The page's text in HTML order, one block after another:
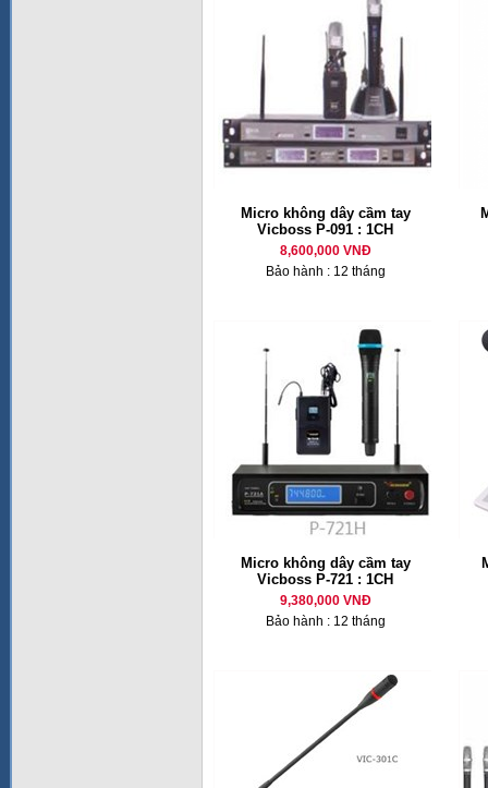
Micro không dây cầm tay
Vicboss P-091 : 1CH
8,600,000 VNĐ
Bảo hành : 12 tháng
Micro không dây cầm tay
Vicboss P-721 : 1CH
9,380,000 VNĐ
Bảo hành : 12 tháng